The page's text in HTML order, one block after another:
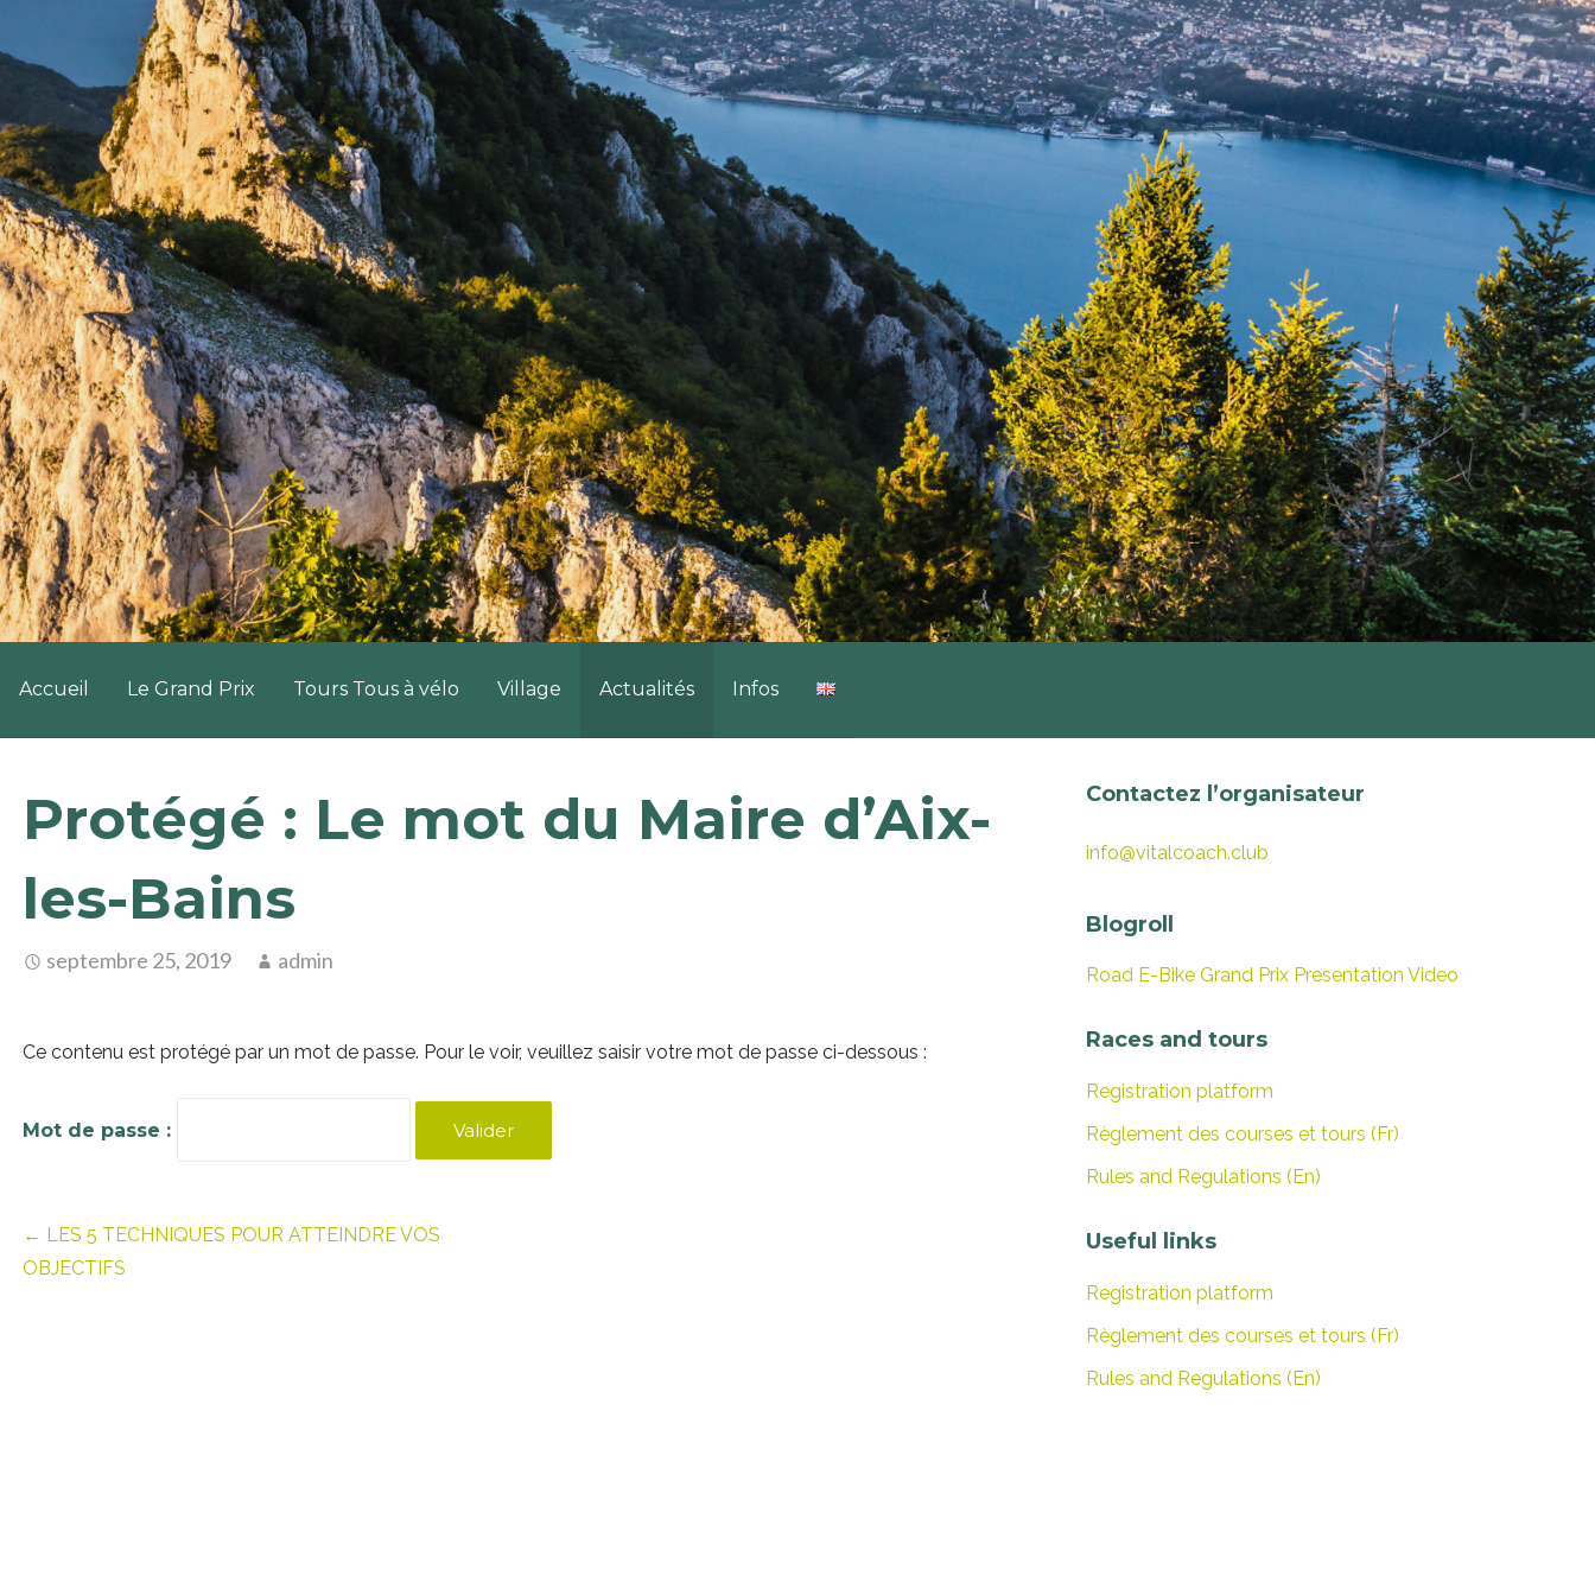
Accueil Le Grand Prix Tours Tous à vélo Village Actualités Infos
Protégé : Le mot du Maire d’Aix-
les-Bains
septembre 25, 2019 admin
Ce contenu est protégé par un mot de passe. Pour le voir, veuillez saisir votre mot de passe ci-dessous :
Mot de passe :
Navigation
← LES 5 TECHNIQUES POUR ATTEINDRE VOS
OBJECTIFS
Contactez l’organisateur
info@vitalcoach.club
Blogroll
Road E-Bike Grand Prix Presentation Video
Races and tours
Registration platform
Règlement des courses et tours (Fr)
Rules and Regulations (En)
Useful links
Registration platform
Règlement des courses et tours (Fr)
Rules and Regulations (En)